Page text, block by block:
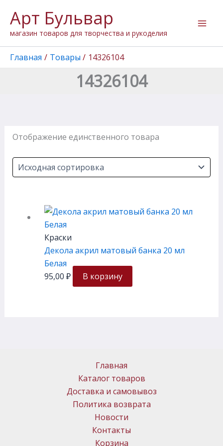
содержимому
Арт Бульвар
магазин товаров для творчества и рукоделия
Главная Товары 14326104
14326104
Отображение единственного товара
Краски
Декола акрил матовый банка 20 мл
Белая
95,00 ₽ В корзину
Главная
Каталог товаров
Доставка и самовывоз
Политика возврата
Новости
Контакты
Корзина